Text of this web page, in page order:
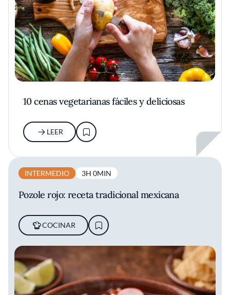
10 cenas vegetarianas fáciles y deliciosas
LEER
INTERMEDIO 3H 0MIN
Pozole rojo: receta tradicional mexicana
COCINAR